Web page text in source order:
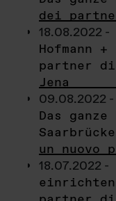
dei
18.08.2022 -
Hofmann
partner di
Jena
09.08.2022 -
Das
un nuovo
18.07.2022 -